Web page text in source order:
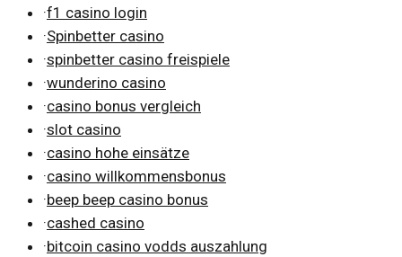
·f1 casino login
·Spinbetter casino
·spinbetter casino freispiele
·wunderino casino
·casino bonus vergleich
·slot casino
·casino hohe einsätze
·casino willkommensbonus
·beep beep casino bonus
·cashed casino
·bitcoin casino vodds auszahlung